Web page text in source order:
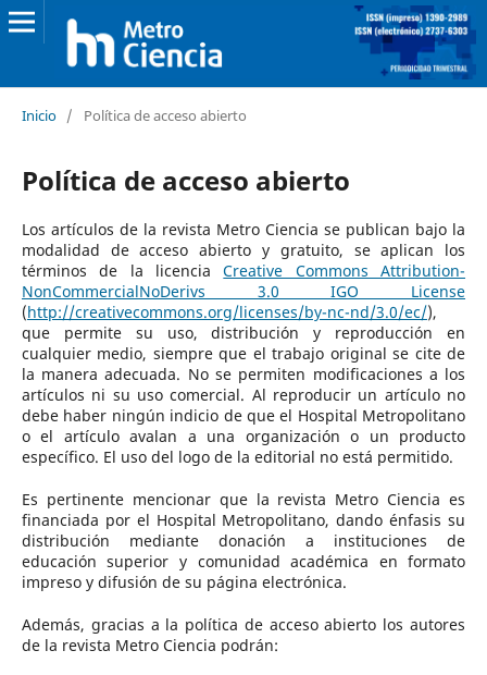
Inicio / Política de acceso abierto
Política de acceso abierto
Los artículos de la revista Metro Ciencia se publican bajo la
modalidad de acceso abierto y gratuito, se aplican los
términos de la licenciaCreative Commons Attribution-
NonCommercialNoDerivs 3.0 IGO License
(http://creativecommons.org/licenses/by-nc-nd/3.0/ec/),
que permite su uso, distribución y reproducción en
cualquier medio, siempre que el trabajo original se cite de
la manera adecuada. No se permiten modificaciones a los
artículos ni su uso comercial. Al reproducir un artículo no
debe haber ningún indicio de que el Hospital Metropolitano
o el artículo avalan a una organización o un producto
específico. El uso del logo de la editorial no está permitido.
Es pertinente mencionar que la revista Metro Ciencia es
financiada por el Hospital Metropolitano, dando énfasis su
distribución mediante donación a instituciones de
educación superior y comunidad académica en formato
impreso y difusión de su página electrónica.
Además, gracias a la política de acceso abierto los autores
de la revista Metro Ciencia podrán: